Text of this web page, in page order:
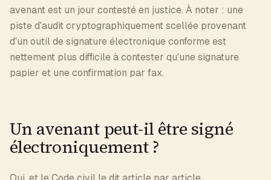
avenant est un jour contesté en justice. À noter : une
piste d'audit cryptographiquement scellée provenant
d'un outil de signature électronique conforme est
nettement plus difficile à contester qu'une signature
papier et une confirmation par fax.
Un avenant peut-il être signé
électroniquement ?